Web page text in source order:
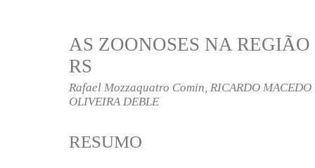
AS ZOONOSES NA
RS
Rafael Mozzaquatro Comin, RICARDO
OLIVEIRA DEBLE
RESUMO